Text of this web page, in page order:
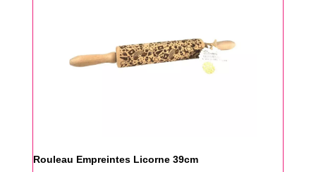
Rouleau Empreintes Licorne 39cm